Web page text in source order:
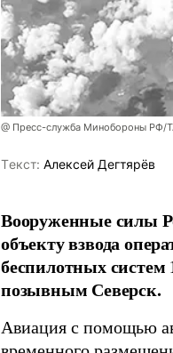
@ Пресс-служба Минобороны РФ/
Tекст: Алексей Дегтярёв
Вооруженные силы
объекту взвода
беспилотных
позывным Северск.
Авиация с помощью